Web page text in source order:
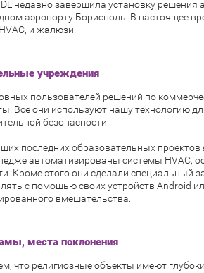
недавно завершила установку решения
аэропорту Борисполь. В настоящее
и жалюзи.
учреждения
пользователей решений по
Все они используют нашу технологию
безопасности.
последних образовательных
автоматизированы системы HVAC,
Кроме этого они сделали специальный
с помощью своих устройств Android
вмешательства.
места поклонения
что религиозные объекты имеют